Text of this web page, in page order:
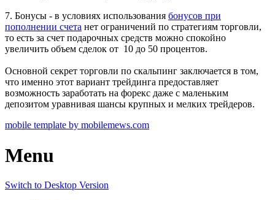
7. Бонусы - в условиях использования бонусов при
пополнении счета нет ограничений по стратегиям торговли,
то есть за счет подарочных средств можно спокойно
увеличить объем сделок от 10 до 50 процентов.
Основной секрет торговли по скальпинг заключается в том,
что именно этот вариант трейдинга предоставляет
возможность заработать на форекс даже с маленьким
депозитом уравнивая шансы крупных и мелких трейдеров.
mobile template by mobilemews.com
Menu
Switch to Desktop Version